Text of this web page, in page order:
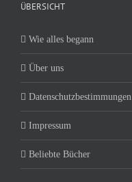
ÜBERSICHT
Wie alles begann
Über uns
Datenschutzbestimmungen
Impressum
Beliebte Bücher